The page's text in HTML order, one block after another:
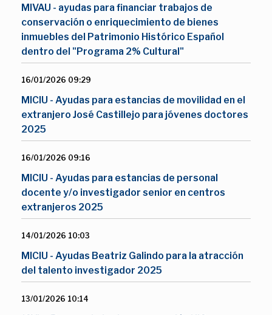
MIVAU - ayudas para financiar trabajos de
conservación o enriquecimiento de bienes
inmuebles del Patrimonio Histórico Español
dentro del "Programa 2% Cultural"
16/01/2026 09:29
MICIU - Ayudas para estancias de movilidad en el
extranjero José Castillejo para jóvenes doctores
2025
16/01/2026 09:16
MICIU - Ayudas para estancias de personal
docente y/o investigador senior en centros
extranjeros 2025
14/01/2026 10:03
MICIU - Ayudas Beatriz Galindo para la atracción
del talento investigador 2025
13/01/2026 10:14